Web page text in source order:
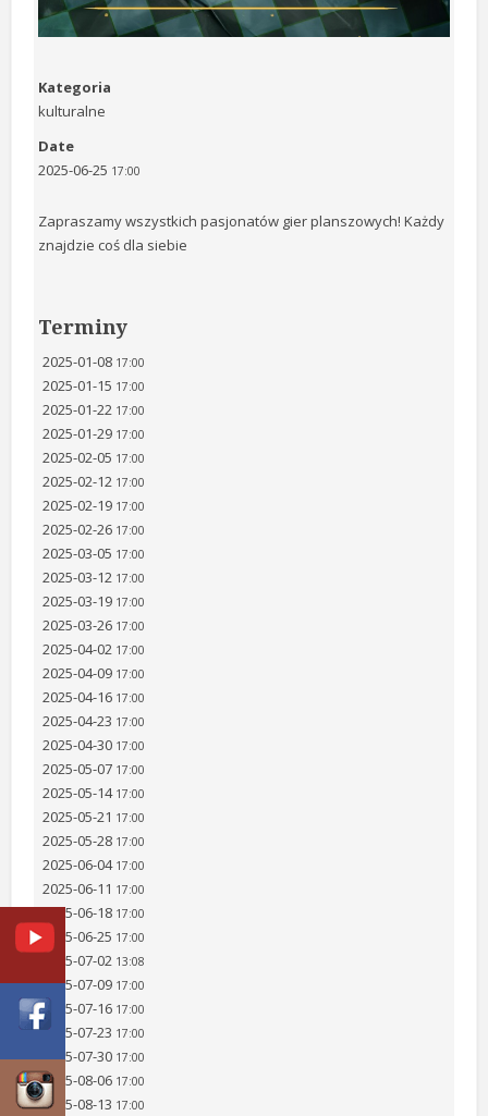
Kategoria
kulturalne
Date
2025-06-25 17:00
Zapraszamy wszystkich pasjonatów gier planszowych! Każdy
znajdzie coś dla siebie
Terminy
2025-01-08 17:00
2025-01-15 17:00
2025-01-22 17:00
2025-01-29 17:00
2025-02-05 17:00
2025-02-12 17:00
2025-02-19 17:00
2025-02-26 17:00
2025-03-05 17:00
2025-03-12 17:00
2025-03-19 17:00
2025-03-26 17:00
2025-04-02 17:00
2025-04-09 17:00
2025-04-16 17:00
2025-04-23 17:00
2025-04-30 17:00
2025-05-07 17:00
2025-05-14 17:00
2025-05-21 17:00
2025-05-28 17:00
2025-06-04 17:00
2025-06-11 17:00
2025-06-18 17:00
2025-06-25 17:00
2025-07-02 13:08
2025-07-09 17:00
2025-07-16 17:00
2025-07-23 17:00
2025-07-30 17:00
2025-08-06 17:00
2025-08-13 17:00